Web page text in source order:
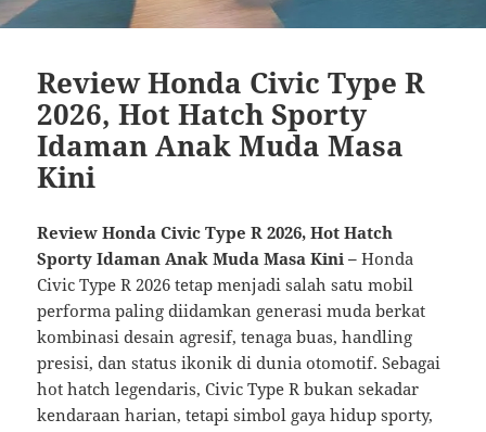
Review Honda Civic Type R
2026, Hot Hatch Sporty
Idaman Anak Muda Masa
Kini
Review Honda Civic Type R 2026, Hot Hatch
Sporty Idaman Anak Muda Masa Kini – Honda
Civic Type R 2026 tetap menjadi salah satu mobil
performa paling diidamkan generasi muda berkat
kombinasi desain agresif, tenaga buas, handling
presisi, dan status ikonik di dunia otomotif. Sebagai
hot hatch legendaris, Civic Type R bukan sekadar
kendaraan harian, tetapi simbol gaya hidup sporty,